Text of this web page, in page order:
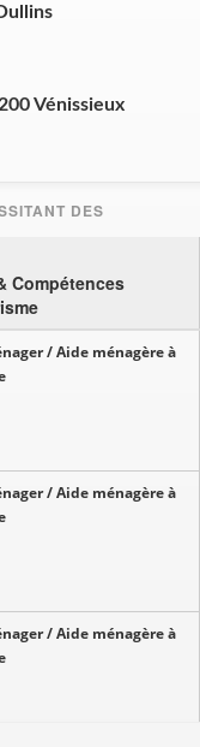
Vénissieux
Compétences
/ Aide ménagère à
/ Aide ménagère à
/ Aide ménagère à